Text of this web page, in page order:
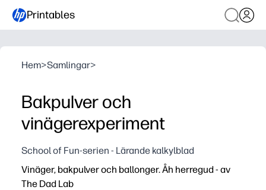
Printables
Hem>Samlingar>
Bakpulver och
vinägerexperiment
School of Fun-serien - Lärande kalkylblad
Vinäger, bakpulver och ballonger. Åh herregud - av
The Dad Lab